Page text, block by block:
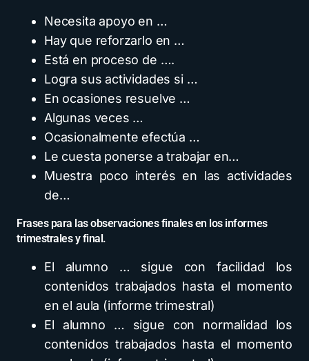
Necesita apoyo en …
Hay que reforzarlo en …
Está en proceso de ….
Logra sus actividades si …
En ocasiones resuelve …
Algunas veces …
Ocasionalmente efectúa …
Le cuesta ponerse a trabajar en…
Muestra poco interés en las actividades
de…
Frases para las observaciones finales en los informes
trimestrales y final.
El alumno … sigue con facilidad los
contenidos trabajados hasta el momento
en el aula (informe trimestral)
El alumno … sigue con normalidad los
contenidos trabajados hasta el momento